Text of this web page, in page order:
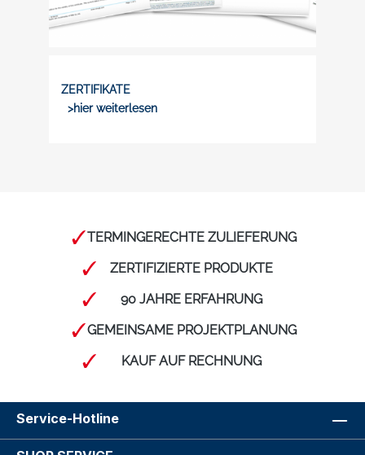
ZERTIFIKATE
>hier weiterlesen
TERMINGERECHTE ZULIEFERUNG
ZERTIFIZIERTE PRODUKTE
90 JAHRE ERFAHRUNG
GEMEINSAME PROJEKTPLANUNG
KAUF AUF RECHNUNG
Service-Hotline